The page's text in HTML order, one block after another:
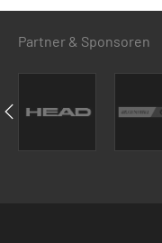
Partner & Sponsoren